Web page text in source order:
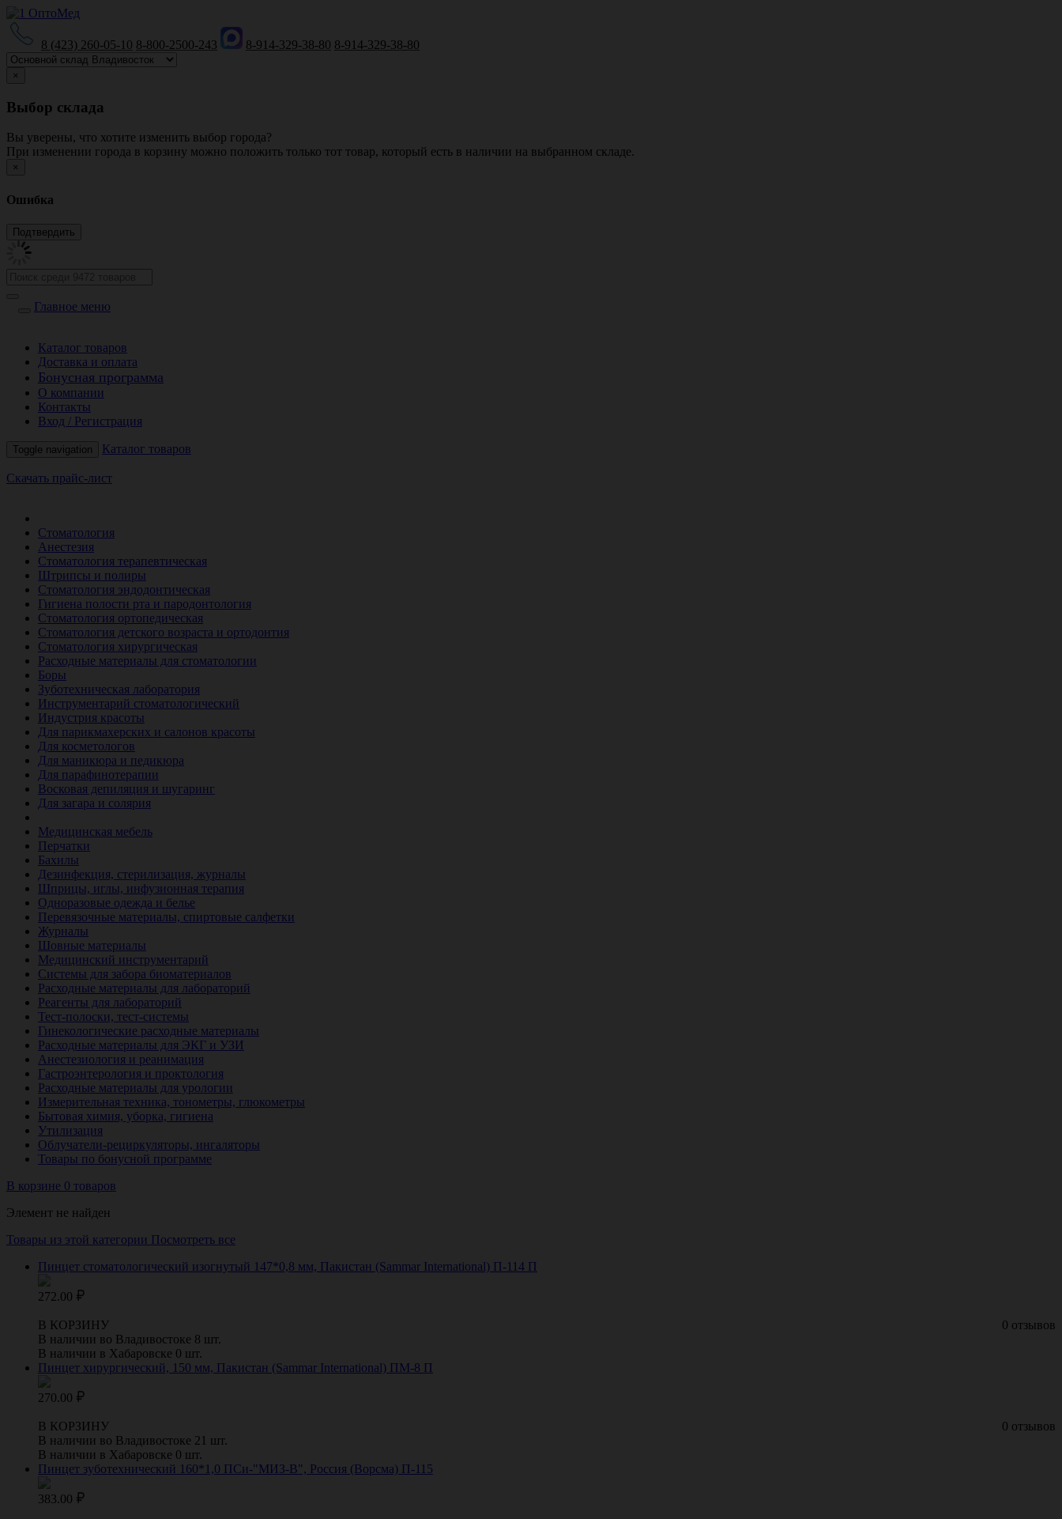
8 (423) 260-05-10 8-800-2500-243 8-914-329-38-80 8-914-329-38-80
×
Выбор склада
Вы уверены, что хотите изменить выбор города?
При изменении города в корзину можно положить только тот товар, который есть в наличии на выбранном складе.
×
Ошибка
Главное меню
Каталог товаров
Доставка и оплата
Бонусная программа
О компании
Контакты
Вход / Регистрация
Toggle navigation Каталог товаров
Скачать прайс-лист
Стоматология
Анестезия
Стоматология терапевтическая
Штрипсы и полиры
Стоматология эндодонтическая
Гигиена полости рта и пародонтология
Стоматология ортопедическая
Стоматология детского возраста и ортодонтия
Стоматология хирургическая
Расходные материалы для стоматологии
Боры
Зуботехническая лаборатория
Инструментарий стоматологический
Индустрия красоты
Для парикмахерских и салонов красоты
Для косметологов
Для маникюра и педикюра
Для парафинотерапии
Восковая депиляция и шугаринг
Для загара и солярия
Медицинская мебель
Перчатки
Бахилы
Дезинфекция, стерилизация, журналы
Шприцы, иглы, инфузионная терапия
Одноразовые одежда и белье
Перевязочные материалы, спиртовые салфетки
Журналы
Шовные материалы
Медицинский инструментарий
Системы для забора биоматериалов
Расходные материалы для лабораторий
Реагенты для лабораторий
Тест-полоски, тест-системы
Гинекологические расходные материалы
Расходные материалы для ЭКГ и УЗИ
Анестезиология и реанимация
Гастроэнтерология и проктология
Расходные материалы для урологии
Измерительная техника, тонометры, глюкометры
Бытовая химия, уборка, гигиена
Утилизация
Облучатели-рециркуляторы, ингаляторы
Товары по бонусной программе
В корзине 0 товаров
Элемент не найден
Товары из этой категории Посмотреть все
Пинцет стоматологический изогнутый 147*0,8 мм, Пакистан (Sammar International) П-114 П
272.00
0 отзывов
В КОРЗИНУ
В наличии во Владивостоке 8 шт.
В наличии в Хабаровске 0 шт.
Пинцет хирургический, 150 мм, Пакистан (Sammar International) ПМ-8 П
270.00
0 отзывов
В КОРЗИНУ
В наличии во Владивостоке 21 шт.
В наличии в Хабаровске 0 шт.
Пинцет зуботехнический 160*1,0 ПСи-"МИЗ-В", Россия (Ворсма) П-115
383.00